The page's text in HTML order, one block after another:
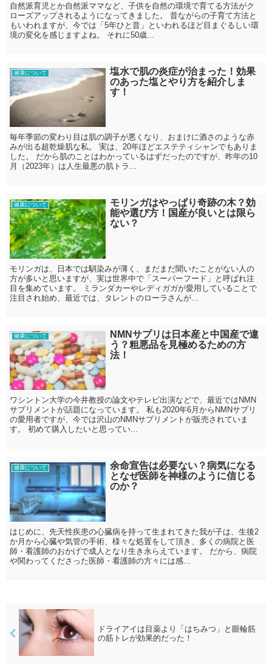
自然派育児とか自然派ママなど、子供を自然の環境で育てる方法がク
ローズアップされるようになってきました。 昔ながらの子育て方法と
もいわれますが、今では「5年ひと昔」といわれるほど目まぐるしい環
境の変化を感じますよね。 それに50歳...
健康について
塩水で肌の炎症が治まった！効果
のあった塩とやり方を紹介しま
す！
毎年季節の変わり目は肌の調子が悪くなり、おまけに酒さのような赤
みが出る超乾燥肌な私。 実は、20年ほどエステティシャンでもありま
した。 だから肌のことはわかっているはずだったのですが、昨年の10
月（2023年）は人生最悪の肌トラ...
健康について
モリンガはやっぱり奇跡の木？効
能や選び方！国産が良いとは限ら
ない？
モリンガは、日本では馴染みが薄く、まだまだ聞いたことがない人の
方が多いと思いますが、実は世界中で「スーパーフード」と呼ばれ注
目を集めています。 ミランダカーやレディガガが愛用していることで
注目され始め、最近では、タレントのローラさんが...
健康について
NMNサプリは日本産と中国産で違
う？粗悪品を見極めるための方
法！
ワシントン大学の今井教授の論文やテレビ出演などで、最近ではNMN
サプリメントが話題になっています。 私も2020年6月からNMNサプリ
の愛用者ですが、今では沢山のNMNサプリメントが販売されていま
す。 初めて購入したいと思ってい...
健康について
余命宣告は必要ない？病気になる
となぜ医師を神様のように信じる
のか？
はじめに、先天性疾患の心臓病を持って生まれてきた我が子は、生後2
か月から心臓や気管の手術、様々な処置をして頂き、多くの病院と医
師・看護師のおかげで成人となり生き永らえています。 だから、病院
や関わってくださった医師・看護師の方々には感...
ドライアイは目薬より「はちみつ」と眼輪筋
の筋トレが効果的だった！